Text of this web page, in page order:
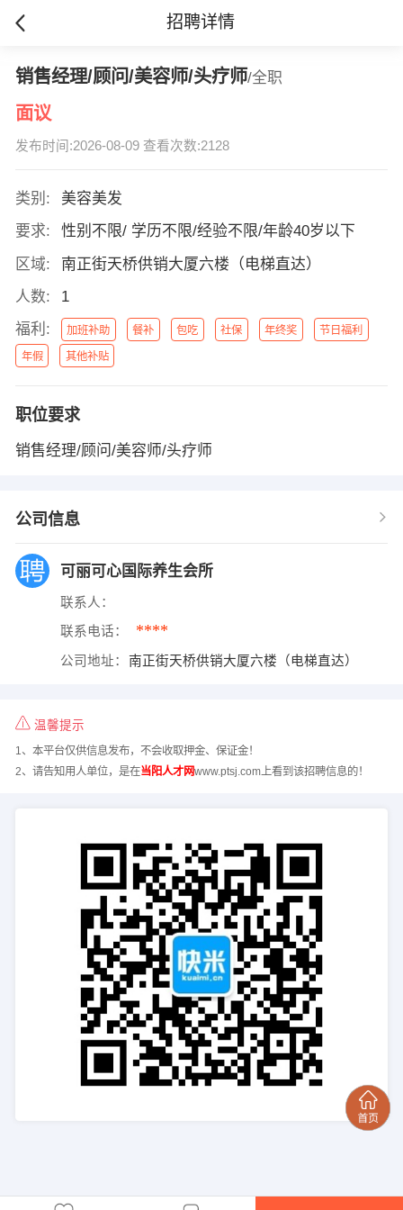
招聘详情
销售经理/顾问/美容师/头疗师/全职
面议
发布时间:2026-08-09 查看次数:2128
类别:
美容美发
要求:
性别不限/ 学历不限/经验不限/年龄40岁以下
区域:
南正街天桥供销大厦六楼（电梯直达）
人数:
1
福利:
加班补助 餐补 包吃 社保 年终奖 节日福利
年假 其他补贴
职位要求
销售经理/顾问/美容师/头疗师
公司信息
可丽可心国际养生会所
联系人：
联系电话： ****
公司地址： 南正街天桥供销大厦六楼（电梯直达）
温馨提示
1、本平台仅供信息发布，不会收取押金、保证金！
2、请告知用人单位，是在当阳人才网www.ptsj.com上看到该招聘信息的！